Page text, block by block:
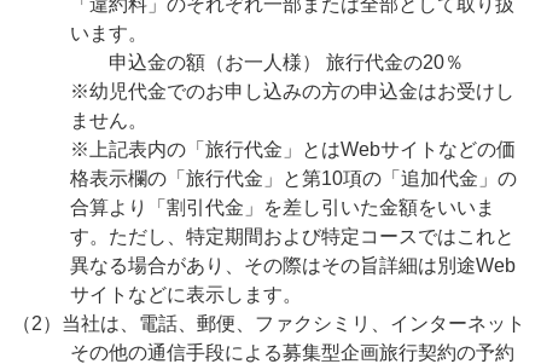
「違約料」のそれぞれ一部または全部として取り扱
います。
申込金の額（お一人様） 旅行代金の20％
※幼児代金でのお申し込みの方の申込金はお受けし
ません。
※上記表内の「旅行代金」とはWebサイトなどの価
格表示欄の「旅行代金」と第10項の「追加代金」の
合算より「割引代金」を差し引いた金額をいいま
す。ただし、特定期間および特定コースではこれと
異なる場合があり、その際はその旨詳細は別途Web
サイトなどに表示します。
（2）当社は、電話、郵便、ファクシミリ、インターネット
その他の通信手段による募集型企画旅行契約の予約